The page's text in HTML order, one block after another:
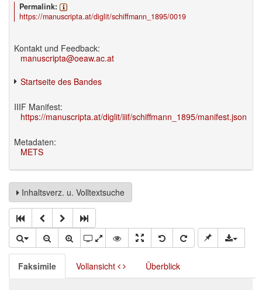
Permalink:
https://manuscripta.at/diglit/schiffmann_1895/0019
Kontakt und Feedback:
manuscripta@oeaw.ac.at
Startseite des Bandes
IIIF Manifest:
https://manuscripta.at/diglit/iiif/schiffmann_1895/manifest.json
Metadaten:
METS
Inhaltsverz. u. Volltextsuche
Faksimile Vollansicht Überblick